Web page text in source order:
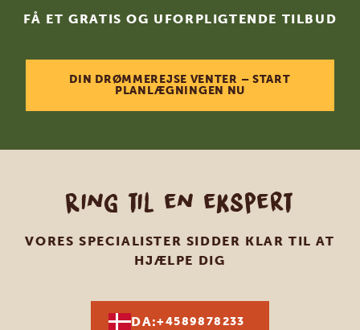
FÅ ET GRATIS OG UFORPLIGTENDE TILBUD
DIN DRØMMEREJSE VENTER – START
PLANLÆGNINGEN NU
Ring til en ekspert
VORES SPECIALISTER SIDDER KLAR TIL AT
HJÆLPE DIG
DA:+4589878233